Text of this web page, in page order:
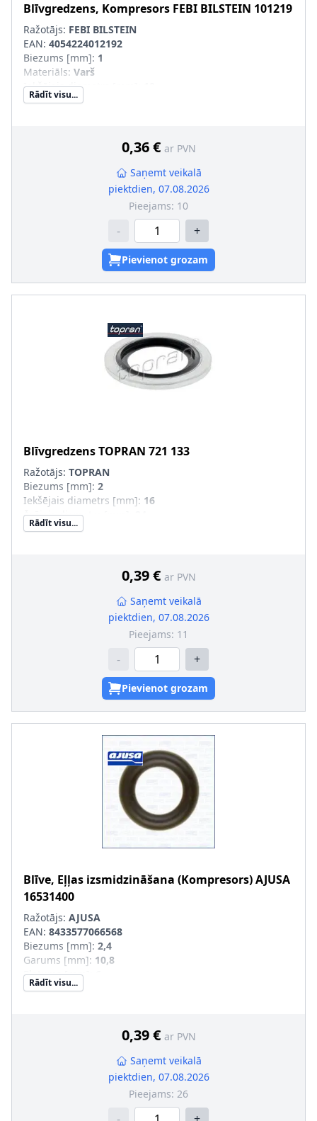
Blīvgredzens, Kompresors FEBI BILSTEIN 101219
Ražotājs: FEBI BILSTEIN
EAN: 4054224012192
Biezums [mm]: 1
Materiāls: Varš
Iekšējais diametrs [mm]
Ārējais diametrs [mm]
Rādīt visu...
0,36 € ar PVN
Saņemt veikalā
piektdien, 07.08.2026
Pieejams: 10
- +
Pievienot grozam
BlīvgredzensTOPRAN 721 133
Ražotājs: TOPRAN
Biezums [mm]: 2
Iekšējais diametrs [mm]: 16
Ārējais diametrs [mm]
Blīves konstrukcija
Rādīt visu...
0,39 € ar PVN
Saņemt veikalā
piektdien, 07.08.2026
Pieejams: 11
- +
Pievienot grozam
Blīve, Eļļas izsmidzināšana (Kompresors)AJUSA
16531400
Ražotājs: AJUSA
EAN: 8433577066568
Biezums [mm]: 2,4
Garums [mm]: 10,8
Platums [mm]
Rādīt visu...
0,39 € ar PVN
Saņemt veikalā
piektdien, 07.08.2026
Pieejams: 26